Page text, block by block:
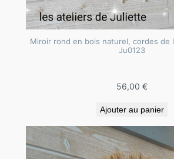
Miroir rond en bois naturel, cordes de
Ju0123
56,00 €
Ajouter au panier